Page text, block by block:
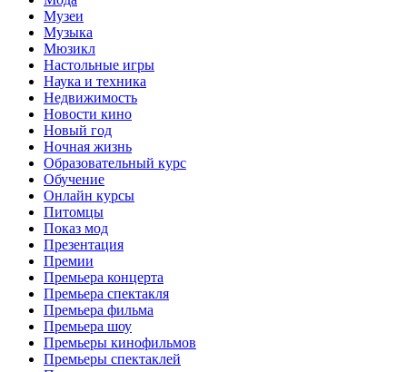
Музеи
Музыка
Мюзикл
Настольные игры
Наука и техника
Недвижимость
Новости кино
Новый год
Ночная жизнь
Образовательный курс
Обучение
Онлайн курсы
Питомцы
Показ мод
Презентация
Премии
Премьера концерта
Премьера спектакля
Премьера фильма
Премьера шоу
Премьеры кинофильмов
Премьеры спектаклей